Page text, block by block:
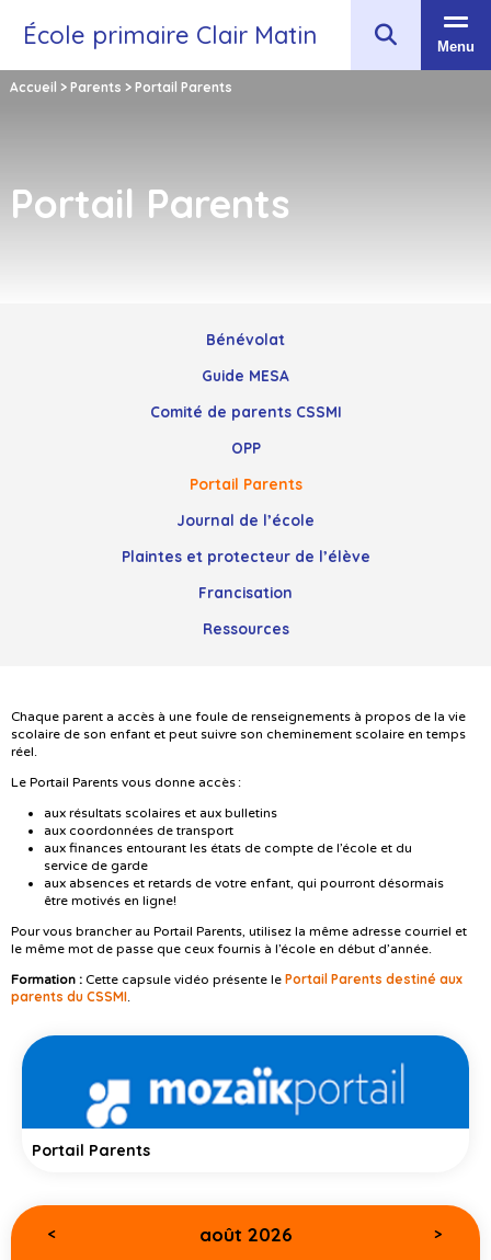
École primaire Clair Matin Menu
Accueil > Parents > Portail Parents
Portail Parents
Bénévolat
Guide MESA
Comité de parents CSSMI
OPP
Portail Parents
Journal de l’école
Plaintes et protecteur de l’élève
Francisation
Ressources
Chaque parent a accès à une foule de renseignements à propos de la vie
scolaire de son enfant et peut suivre son cheminement scolaire en temps
réel.
Le Portail Parents vous donne accès :
aux résultats scolaires et aux bulletins
aux coordonnées de transport
aux finances entourant les états de compte de l’école et du
service de garde
aux absences et retards de votre enfant, qui pourront désormais
être motivés en ligne!
Pour vous brancher au Portail Parents, utilisez la même adresse courriel et
le même mot de passe que ceux fournis à l’école en début d’année.
Formation : Cette capsule vidéo présente le Portail Parents destiné aux
parents du CSSMI.
Portail Parents
< août 2026 >